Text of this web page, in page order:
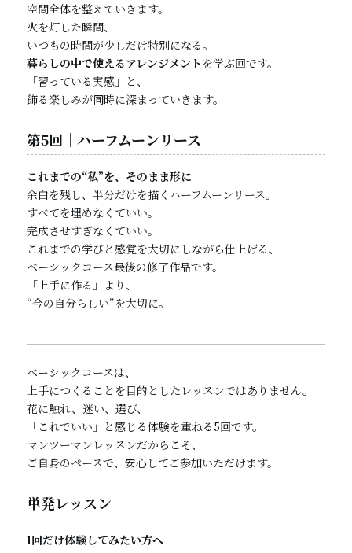
空間全体を整えていきます。
火を灯した瞬間、
いつもの時間が少しだけ特別になる。
暮らしの中で使えるアレンジメント を学ぶ回です。
「習っている実感」と、
飾る楽しみが同時に深まっていきます。
第5回｜ハーフムーンリース
これまでの“私”を、そのまま形に
余白を残し、半分だけを描くハーフムーンリース。
すべてを埋めなくていい。
完成させすぎなくていい。
これまでの学びと感覚を大切にしながら仕上げる、
ベーシックコース最後の修了作品です。
「上手に作る」より、
“今の自分らしい”を大切に。
ベーシックコースは、
上手につくることを目的としたレッスンではありません。
花に触れ、迷い、選び、
「これでいい」と感じる体験を重ねる5回です。
マンツーマンレッスンだからこそ、
ご自身のペースで、安心してご参加いただけます。
単発レッスン
1回だけ体験してみたい方へ